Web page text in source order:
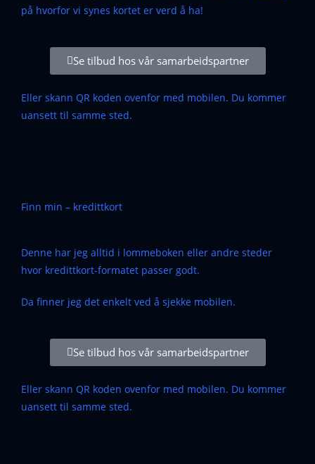
på hvorfor vi synes kortet er verd å ha!
Se tilbud hos vår samarbeidspartner
Eller skann QR koden ovenfor med mobilen. Du kommer
uansett til samme sted.
Finn min – kredittkort
Denne har jeg alltid i lommeboken eller andre steder
hvor kredittkort-formatet passer godt.
Da finner jeg det enkelt ved å sjekke mobilen.
Se tilbud hos vår samarbeidspartner
Eller skann QR koden ovenfor med mobilen. Du kommer
uansett til samme sted.